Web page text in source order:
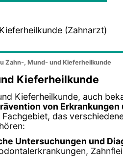
(Zahnarzt)
Zahn-, Mund- und Kieferheilkunde
Kieferheilkunde
Kieferheilkunde, auch
von
das
Untersuchungen und